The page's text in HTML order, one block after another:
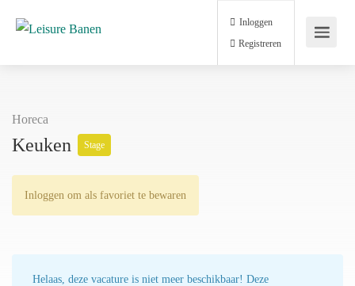
Inloggen
Registreren
Horeca
Keuken Stage
Inloggen om als favoriet te bewaren
Helaas, deze vacature is niet meer beschikbaar! Deze